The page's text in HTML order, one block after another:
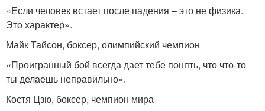
«Если человек встает после падения – это не физика.
Это характер».
Майк Тайсон, боксер, олимпийский чемпион
«Проигранный бой всегда дает тебе понять, что что-то
ты делаешь неправильно».
Костя Цзю, боксер, чемпион мира